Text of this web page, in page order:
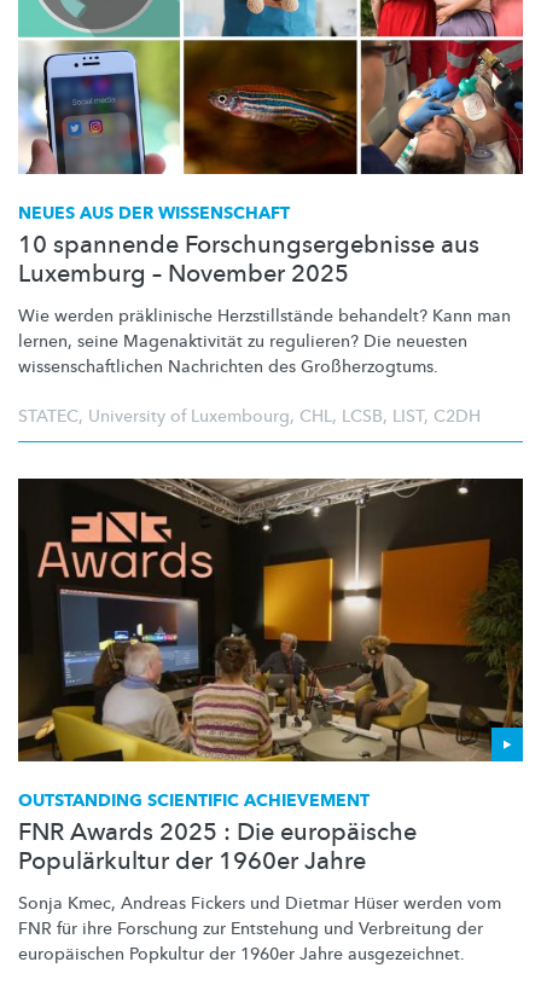
NEUES AUS DER WISSENSCHAFT
10 spannende Forschungsergebnisse aus
Luxemburg – November 2025
Wie werden präklinische Herzstillstände behandelt? Kann man
lernen, seine Magenaktivität zu regulieren? Die neuesten
wissenschaftlichen Nachrichten des Großherzogtums.
STATEC, University of Luxembourg, CHL, LCSB, LIST, C2DH
OUTSTANDING SCIENTIFIC ACHIEVEMENT
FNR Awards 2025 : Die europäische
Populärkultur der 1960er Jahre
Sonja Kmec, Andreas Fickers und Dietmar Hüser werden vom
FNR für ihre Forschung zur Entstehung und Verbreitung der
europäischen Popkultur der 1960er Jahre ausgezeichnet.